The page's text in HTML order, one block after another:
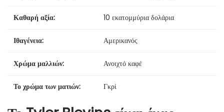
Καθαρή αξία: 10 εκατομμύρια δολάρια
Ιθαγένεια: Αμερικανός
Χρώμα μαλλιών: Ανοιχτό καφέ
Το χρώμα των ματιών: Γκρί